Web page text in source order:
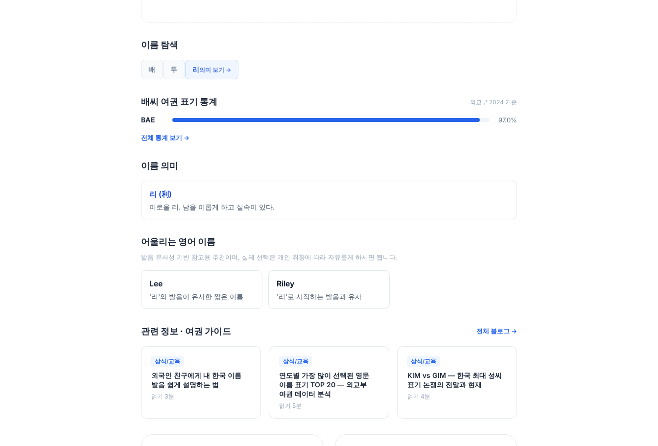
이름 탐색
배 두 리의미 보기 →
배씨 여권 표기 통계 외교부 2024 기준
BAE 97.0%
전체 통계 보기 →
이름 의미
리 (利)
이로울 리. 남을 이롭게 하고 실속이 있다.
어울리는 영어 이름
발음 유사성 기반 참고용 추천이며, 실제 선택은 개인 취향에 따라 자유롭게 하시면 됩니다.
Lee
'리'와 발음이 유사한 짧은 이름
Riley
'리'로 시작하는 발음과 유사
관련 정보 · 여권 가이드 전체 블로그 →
상식/교육
외국인 친구에게 내 한국 이름
발음 쉽게 설명하는 법
읽기 3분
상식/교육
연도별 가장 많이 선택된 영문
이름 표기 TOP 20 — 외교부
여권 데이터 분석
읽기 5분
상식/교육
KIM vs GIM — 한국 최대 성씨
표기 논쟁의 전말과 현재
읽기 4분